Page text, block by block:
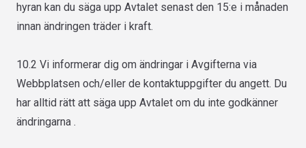
hyran kan du säga upp Avtalet senast den 15:e i månaden
innan ändringen träder i kraft.
10.2 Vi informerar dig om ändringar i Avgifterna via
Webbplatsen och/eller de kontaktuppgifter du angett. Du
har alltid rätt att säga upp Avtalet om du inte godkänner
ändringarna .